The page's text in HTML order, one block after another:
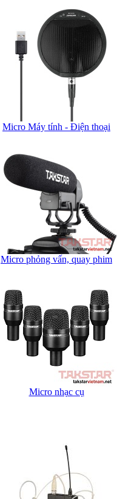
Micro Máy tính - Điện thoại
Micro phỏng vấn, quay phim
Micro nhạc cụ